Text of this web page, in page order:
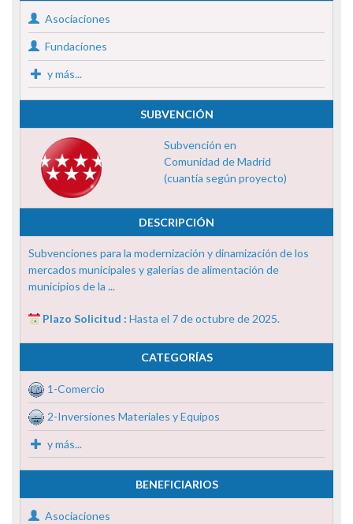
Asociaciones
Fundaciones
y más...
SUBVENCIÓN
Subvención en
Comunidad de Madrid
(cuantía según proyecto)
DESCRIPCIÓN
Subvenciones para la modernización y dinamización de los
mercados municipales y galerías de alimentación de
municipios de la ...
Plazo Solicitud : Hasta el 7 de octubre de 2025.
CATEGORÍAS
1-Comercio
2-Inversiones Materiales y Equipos
y más...
BENEFICIARIOS
Asociaciones